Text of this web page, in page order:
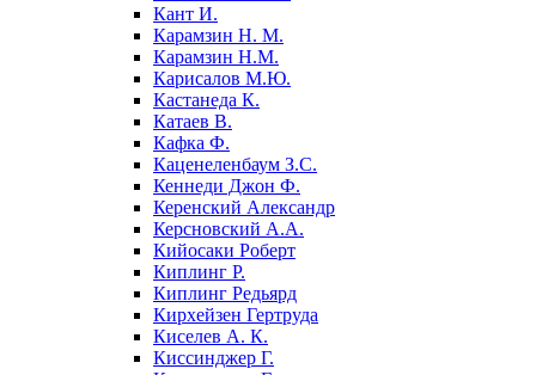
Кант И.
Карамзин Н. М.
Карамзин Н.М.
Карисалов М.Ю.
Кастанеда К.
Катаев В.
Кафка Ф.
Каценеленбаум З.С.
Кеннеди Джон Ф.
Керенский Александр
Керсновский А.А.
Кийосаки Роберт
Киплинг Р.
Киплинг Редьярд
Кирхейзен Гертруда
Киселев А. К.
Киссинджер Г.